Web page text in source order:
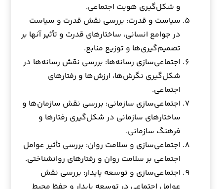
و شکل‌گیری هویت اجتماعی.
سیاست و قدرت: بررسی نقش قدرت و سیاست
در جوامع انسانی، ساختارهای قدرت و تأثیر آنها بر
تصمیم‌گیری‌ها و توزیع منابع.
اجتماعی‌سازی رسانه‌ها: بررسی نقش رسانه‌ها در
شکل‌گیری نگرش‌ها، ارزش‌ها و رفتارهای
اجتماعی.
اجتماعی‌سازی سازمانی: بررسی نقش سازمان‌ها و
ساختارهای سازمانی در شکل‌گیری رفتارها و
فرهنگ سازمانی.
اجتماعی‌سازی و سلامت روان: بررسی تأثیر عوامل
اجتماعی بر سلامت روان و رفتارهای روانشناختی.
اجتماعی‌سازی و توسعه پایدار: بررسی نقش